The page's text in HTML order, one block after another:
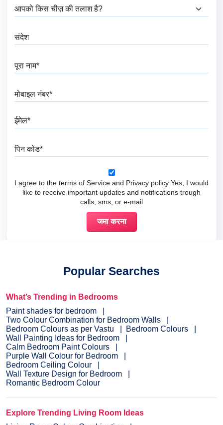
I agree to the terms of Service and Privacy policy Yes, I would
like to receive important updates and notifications trough
calls, sms, or e-mail
Popular Searches
What’s Trending in Bedrooms
Paint shades for bedroom
Two Colour Combination for Bedroom Walls
Bedroom Colours as per Vastu
Bedroom Colours
Wall Painting Ideas for Bedroom
Calm Bedroom Paint Colours
Purple Wall Colour for Bedroom
Bedroom Ceiling Colour
Wall Texture Design for Bedroom
Romantic Bedroom Colour
Explore Trending Living Room Ideas